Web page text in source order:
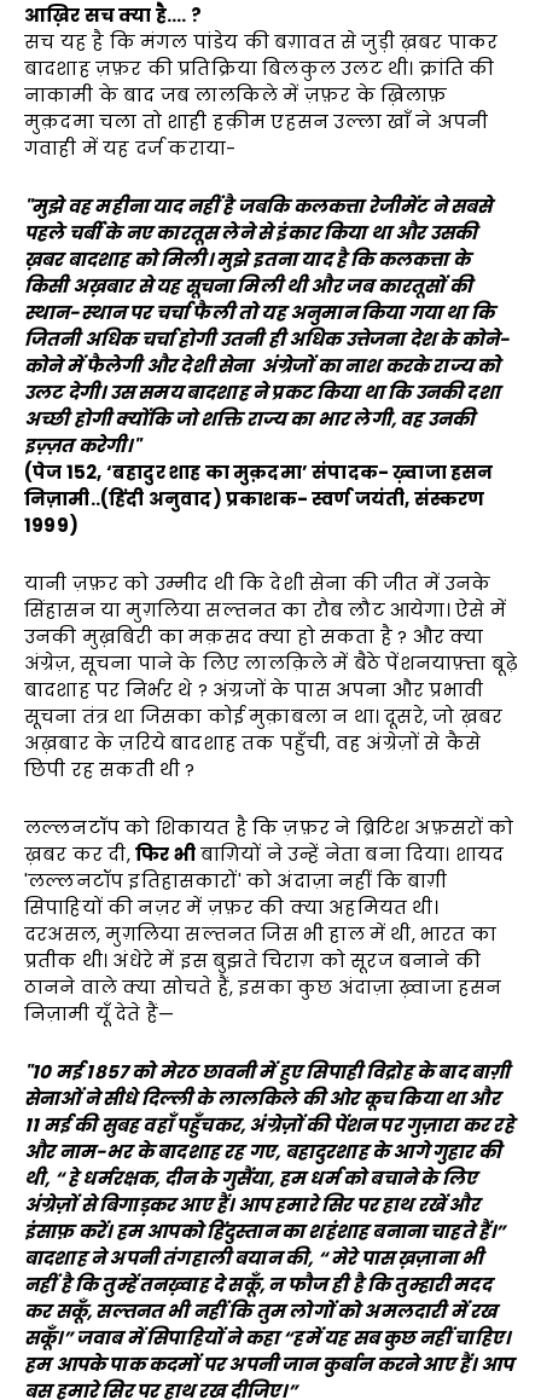
आख़िर सच क्या है…. ?
सच यह है कि मंगल पांडेय की बग़ावत से जुड़ी ख़बर पाकर
बादशाह ज़फ़र की प्रतिक्रिया बिलकुल उलट थी। क्रांति की
नाकामी के बाद जब लालकिले में ज़फ़र के ख़िलाफ़
मुक़दमा चला तो शाही हक़ीम एहसन उल्ला खाँ ने अपनी
गवाही में यह दर्ज कराया-
"मुझे वह महीना याद नहीं है जबकि कलकत्ता रेजीमेंट ने सबसे
पहले चर्बी के नए कारतूस लेने से इंकार किया था और उसकी
ख़बर बादशाह को मिली। मुझे इतना याद है कि कलकत्ता के
किसी अख़बार से यह सूचना मिली थी और जब कारतूसों की
स्थान-स्थान पर चर्चा फैली तो यह अनुमान किया गया था कि
जितनी अधिक चर्चा होगी उतनी ही अधिक उत्तेजना देश के कोने-
कोने में फैलेगी और देशी सेना अंग्रेजों का नाश करके राज्य को
उलट देगी। उस समय बादशाह ने प्रकट किया था कि उनकी दशा
अच्छी होगी क्योंकि जो शक्ति राज्य का भार लेगी, वह उनकी
इज़्ज़त करेगी।"
(पेज 152, ‘बहादुर शाह का मुक़दमा’ संपादक- ख़्वाजा हसन
निज़ामी..(हिंदी अनुवाद) प्रकाशक- स्वर्ण जयंती, संस्करण
1999)
यानी ज़फ़र को उम्मीद थी कि देशी सेना की जीत में उनके
सिंहासन या मुग़लिया सल्तनत का रौब लौट आयेगा। ऐसे में
उनकी मुख़बिरी का मक़सद क्या हो सकता है ? और क्या
अंग्रेज़, सूचना पाने के लिए लालक़िले में बैठे पेंशनयाफ़्ता बूढ़े
बादशाह पर निर्भर थे ? अंग्रजों के पास अपना और प्रभावी
सूचना तंत्र था जिसका कोई मुक़ाबला न था। दूसरे, जो ख़बर
अख़बार के ज़रिये बादशाह तक पहुँची, वह अंग्रेज़ों से कैसे
छिपी रह सकती थी ?
लल्लनटॉप को शिकायत है कि ज़फ़र ने ब्रिटिश अफ़सरों को
ख़बर कर दी,फिर भीबाग़ियों ने उन्हें नेता बना दिया। शायद
'लल्लनटॉप इतिहासकारों' को अंदाज़ा नहीं कि बाग़ी
सिपाहियों की नज़र में ज़फ़र की क्या अहमियत थी।
दरअसल, मुग़लिया सल्तनत जिस भी हाल में थी, भारत का
प्रतीक थी। अंधेरे में इस बुझते चिराग़ को सूरज बनाने की
ठानने वाले क्या सोचते हैं, इसका कुछ अंदाज़ा ख़्वाजा हसन
निज़ामी यूँ देते हैं—
"10 मई 1857 को मेरठ छावनी में हुए सिपाही विद्रोह के बाद बाग़ी
सेनाओं ने सीधे दिल्ली के लालकिले की ओर कूच किया था और
11 मई की सुबह वहाँ पहुँचकर, अंग्रेज़ों की पेंशन पर गुज़ारा कर रहे
और नाम-भर के बादशाह रह गए, बहादुरशाह के आगे गुहार की
थी, “ हे धर्मरक्षक, दीन के गुसैंया, हम धर्म को बचाने के लिए
अंग्रेज़ों से बिगाड़कर आए हैं। आप हमारे सिर पर हाथ रखें और
इंसाफ़ करें। हम आपको हिंदुस्तान का शहंशाह बनाना चाहते हैं।”
बादशाह ने अपनी तंगहाली बयान की, “ मेरे पास ख़ज़ाना भी
नहीं है कि तुम्हें तनख़्वाह दे सकूँ, न फौज ही है कि तुम्हारी मदद
कर सकूँ, सल्तनत भी नहीं कि तुम लोगों को अमलदारी में रख
सकूँ।” जवाब में सिपाहियों ने कहा “हमें यह सब कुछ नहीं चाहिए।
हम आपके पाक कदमों पर अपनी जान कुर्बान करने आए हैं। आप
बस हमारे सिर पर हाथ रख दीजिए।”